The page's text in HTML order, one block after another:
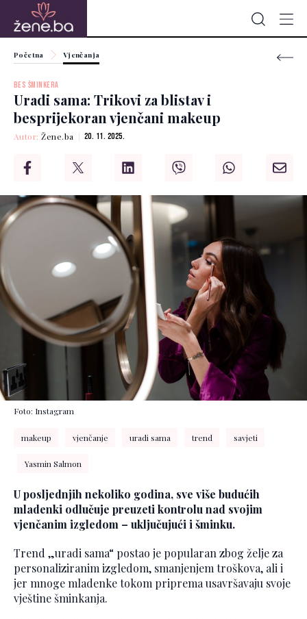
Početna Vjenčanja
BES ŠMINKERA
Uradi sama: Trikovi za blistav i
besprijekoran vjenčani makeup
Autor:Žene.ba 20. 11. 2025.
Foto: Instagram
makeup vjenčanje uradi sama trend savjeti
Yasmin Salmon
U posljednjih nekoliko godina, sve više budućih
mladenki odlučuje preuzeti kontrolu nad svojim
vjenčanim izgledom – uključujući i šminku.
Trend „uradi sama“ postao je popularan zbog želje za
personaliziranim izgledom, smanjenjem troškova, ali i
jer mnoge mladenke tokom priprema usavršavaju svoje
vještine šminkanja.